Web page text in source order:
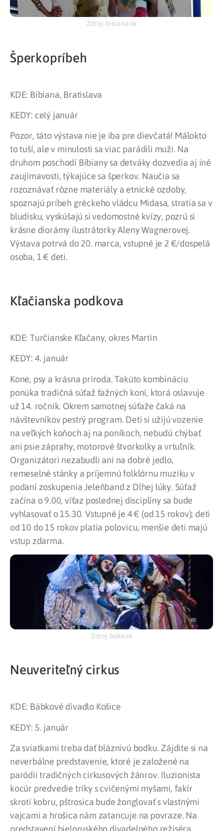
Zdroj: bibiana.sk
Šperkopríbeh
KDE: Bibiana, Bratislava
KEDY: celý január
Pozor, táto výstava nie je iba pre dievčatá! Málokto
to tuší, ale v minulosti sa viac parádili muži. Na
druhom poschodí Bibiany sa detváky dozvedia aj iné
zaujímavosti, týkajúce sa šperkov. Naučia sa
rozoznávať rôzne materiály a etnické ozdoby,
spoznajú príbeh gréckeho vládcu Midasa, stratia sa v
bludisku, vyskúšajú si vedomostné kvízy, pozrú si
krásne diorámy ilustrátorky Aleny Wagnerovej.
Výstava potrvá do 20. marca, vstupné je 2 €/dospelá
osoba, 1 € deti.
Kľačianska podkova
KDE: Turčianske Kľačany, okres Martin
KEDY: 4. január
Kone, psy a krásna príroda. Takúto kombináciu
ponúka tradičná súťaž ťažných koní, ktorá oslavuje
už 14. ročník. Okrem samotnej súťaže čaká na
návštevníkov pestrý program. Deti si užijú vozenie
na veľkých koňoch aj na poníkoch, nebudú chýbať
ani psie záprahy, motorové štvorkolky a vrtuľník.
Organizátori nezabudli ani na dobré jedlo,
remeselné stánky a príjemnú folklórnu muziku v
podaní zoskupenia Jeleňband z Dlhej lúky. Súťaž
začína o 9.00, víťaz poslednej disciplíny sa bude
vyhlasovať o 15.30. Vstupné je 4 € (od 15 rokov); deti
od 10 do 15 rokov platia polovicu, menšie deti majú
vstup zdarma.
Zdroj: bdke.sk
Neuveriteľný cirkus
KDE: Bábkové divadlo Košice
KEDY: 5. január
Za sviatkami treba dať bláznivú bodku. Zájdite si na
neverbálne predstavenie, ktoré je založené na
paródii tradičných cirkusových žánrov. Iluzionista
kocúr predvedie triky s cvičenými myšami, fakír
skrotí kobru, pštrosica bude žonglovať s vlastnými
vajcami a hrošica nám zatancuje na povraze. Na
predstavení bieloruského divadelného režiséra